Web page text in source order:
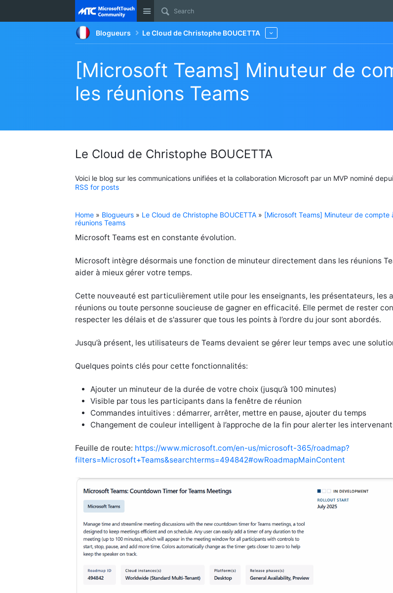
Site
Blogueurs Le Cloud de Christophe BOUCETTA
[Microsoft Teams] Minuteur de
les réunions Teams
Le Cloud de Christophe BOUCETTA
Voici le blog sur les communications unifiées et la collaboration Microsoft par un MVP nominé
RSS for posts
Home » Blogueurs » Le Cloud de Christophe BOUCETTA » [Microsoft Teams] Minuteur de compte
réunions Teams
Microsoft Teams est en constante évolution.
Microsoft intègre désormais une fonction de minuteur directement dans les réunions
aider à mieux gérer votre temps.
Cette nouveauté est particulièrement utile pour les enseignants, les présentateurs, les
réunions ou toute personne soucieuse de gagner en efficacité. Elle permet de rester
respecter les délais et de s'assurer que tous les points à l’ordre du jour sont abordés.
Jusqu’à présent, les utilisateurs de Teams devaient se gérer leur temps avec une
Quelques points clés pour cette fonctionnalités:
Ajouter un minuteur de la durée de votre choix (jusqu’à 100 minutes)
Visible par tous les participants dans la fenêtre de réunion
Commandes intuitives : démarrer, arrêter, mettre en pause, ajouter du temps
Changement de couleur intelligent à l’approche de la fin pour alerter les
Feuille de route: https://www.microsoft.com/en-us/microsoft-365/roadmap?
filters=Microsoft+Teams&searchterms=494842#owRoadmapMainContent